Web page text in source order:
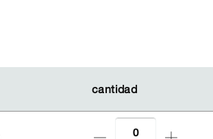
cantidad
cantidad